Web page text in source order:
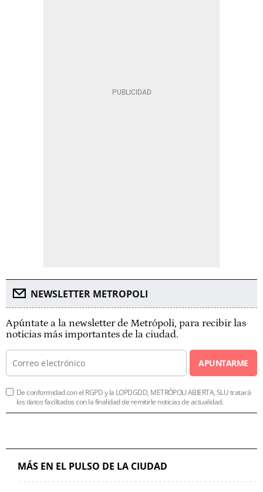
NEWSLETTER METROPOLI
Apúntate a la newsletter de Metrópoli, para recibir las
noticias más importantes de la ciudad.
APUNTARME
De conformidad con el RGPD y la LOPDGDD, METRÓPOLI ABIERTA, SLU tratará
los datos facilitados con la finalidad de remitirle noticias de actualidad.
MÁS EN EL PULSO DE LA CIUDAD